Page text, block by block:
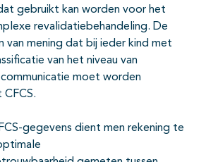
gebruikt kan worden voor het
revalidatiebehandeling. De
van mening dat bij ieder kind met
van het niveau van
moet worden
gegevens dient men rekening te